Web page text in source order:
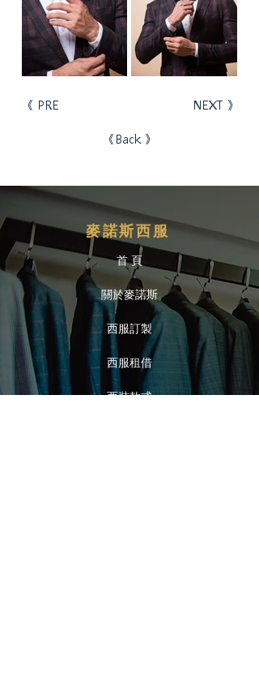
《 PRE NEXT 》
《Back 》
關於麥諾斯
首 頁
西服訂製
西裝款式
麥諾斯西服
西服租借